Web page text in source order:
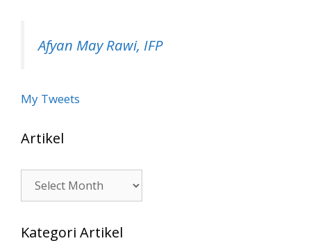
Afyan May Rawi, IFP
My Tweets
Artikel
Artikel
Kategori Artikel